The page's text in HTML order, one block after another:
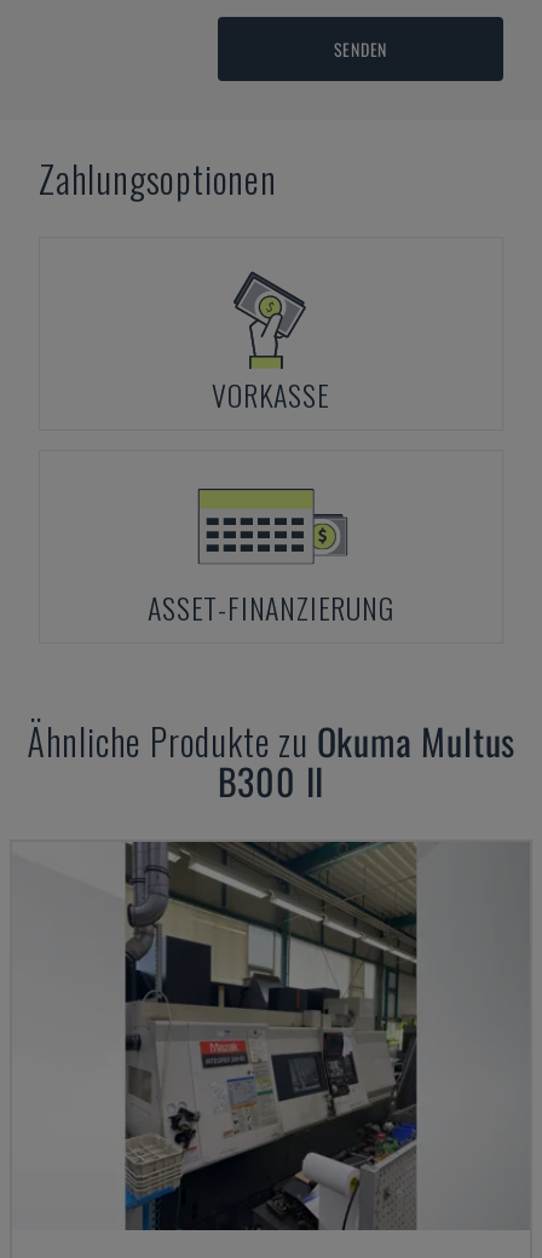
SENDEN
Zahlungsoptionen
VORKASSE
ASSET-FINANZIERUNG
Ähnliche Produkte zu Okuma Multus
B300 II